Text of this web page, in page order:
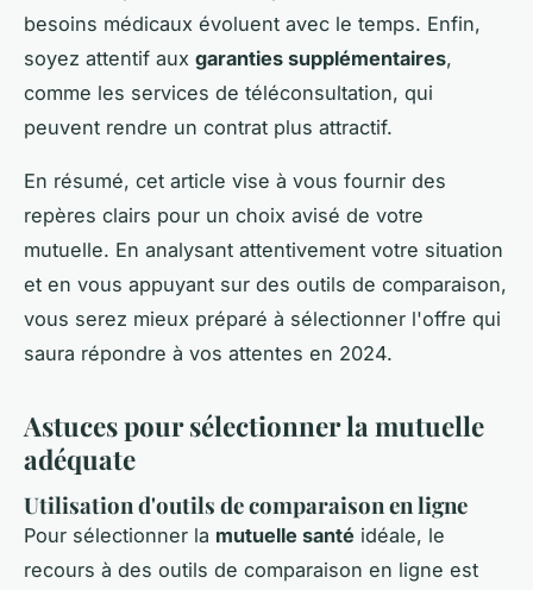
besoins médicaux évoluent avec le temps. Enfin,
soyez attentif aux garanties supplémentaires,
comme les services de téléconsultation, qui
peuvent rendre un contrat plus attractif.
En résumé, cet article vise à vous fournir des
repères clairs pour un choix avisé de votre
mutuelle. En analysant attentivement votre situation
et en vous appuyant sur des outils de comparaison,
vous serez mieux préparé à sélectionner l'offre qui
saura répondre à vos attentes en 2024.
Astuces pour sélectionner la mutuelle
adéquate
Utilisation d'outils de comparaison en ligne
Pour sélectionner la mutuelle santé idéale, le
recours à des outils de comparaison en ligne est